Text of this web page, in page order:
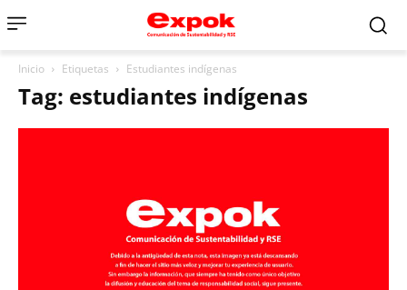
Inicio Etiquetas Estudiantes indígenas
Tag: estudiantes indígenas